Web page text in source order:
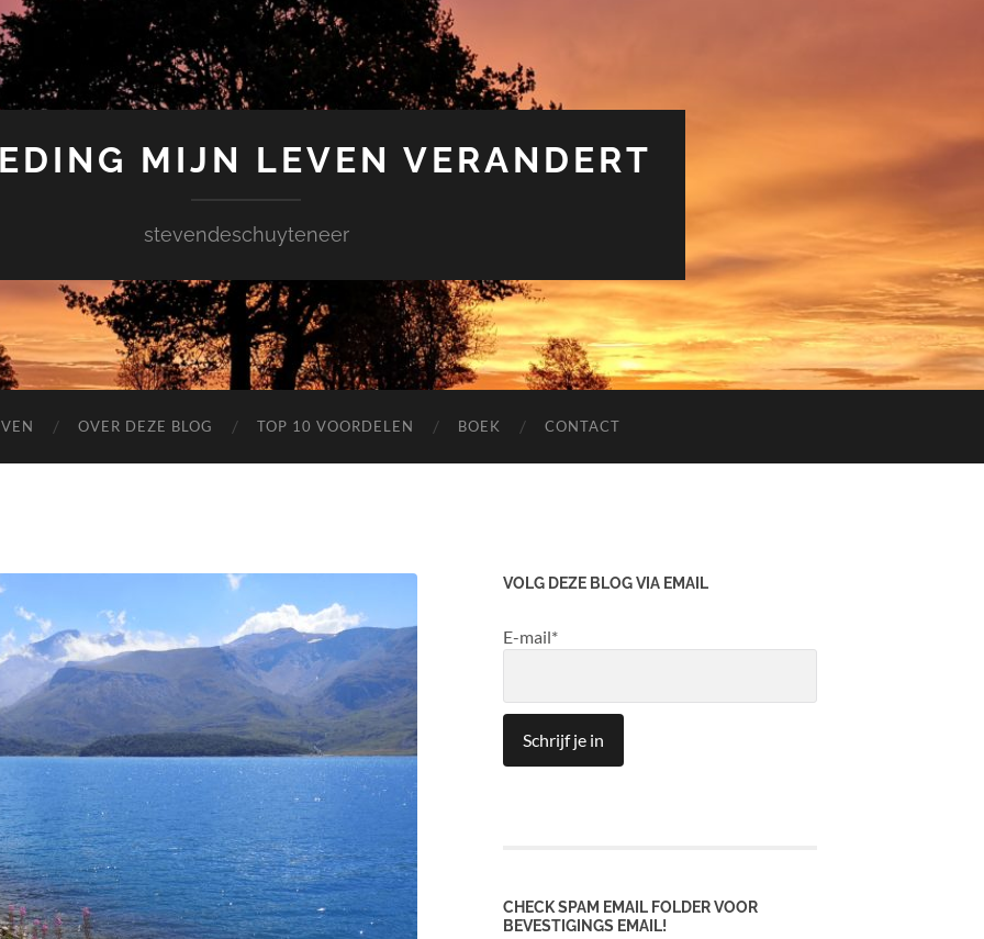
MIJN LEVEN VERANDERT
stevendeschuyteneer
OVER DEZE BLOG TOP 10 VOORDELEN BOEK CONTACT
VOLG DEZE BLOG VIA EMAIL
E-mail*
CHECK SPAM EMAIL FOLDER VOOR
BEVESTIGINGS EMAIL!